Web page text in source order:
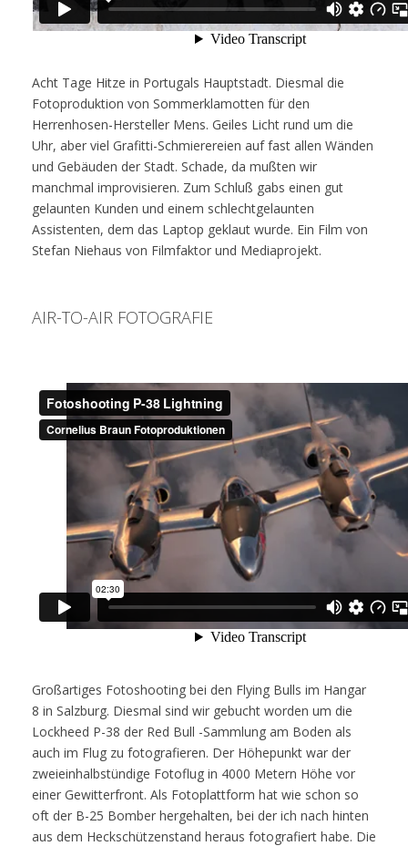
Acht Tage Hitze in Portugals Hauptstadt. Diesmal die
Fotoproduktion von Sommerklamotten für den
Herrenhosen-Hersteller Mens. Geiles Licht rund um die
Uhr, aber viel Grafitti-Schmierereien auf fast allen Wänden
und Gebäuden der Stadt. Schade, da mußten wir
manchmal improvisieren. Zum Schluß gabs einen gut
gelaunten Kunden und einem schlechtgelaunten
Assistenten, dem das Laptop geklaut wurde. Ein Film von
Stefan Niehaus von Filmfaktor und Mediaprojekt.
AIR-TO-AIR FOTOGRAFIE
Großartiges Fotoshooting bei den Flying Bulls im Hangar
8 in Salzburg. Diesmal sind wir gebucht worden um die
Lockheed P-38 der Red Bull -Sammlung am Boden als
auch im Flug zu fotografieren. Der Höhepunkt war der
zweieinhalbstündige Fotoflug in 4000 Metern Höhe vor
einer Gewitterfront. Als Fotoplattform hat wie schon so
oft der B-25 Bomber hergehalten, bei der ich nach hinten
aus dem Heckschützenstand heraus fotografiert habe. Die